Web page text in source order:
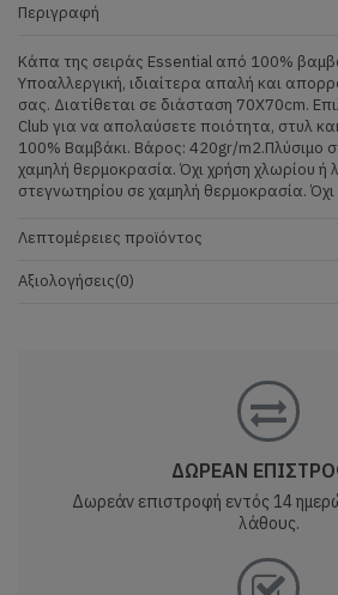
Περιγραφή
Κάπα της σειράς Essential από 100%
Υποαλλεργική, ιδιαίτερα απαλή και
σας. Διατίθεται σε διάσταση 70Χ70cm.
Club για να απολαύσετε ποιότητα, στυλ
100% Βαμβάκι. Βάρος: 420gr/m2.Πλύσιμο
χαμηλή θερμοκρασία. Όχι χρήση χλωρίου ή
στεγνωτηρίου σε χαμηλή θερμοκρασία.
Λεπτομέρειες προϊόντος
Αξιολογήσεις(0)
ΔΩΡΕΑΝ
Δωρεάν επιστροφή εντός 14
λάθους.